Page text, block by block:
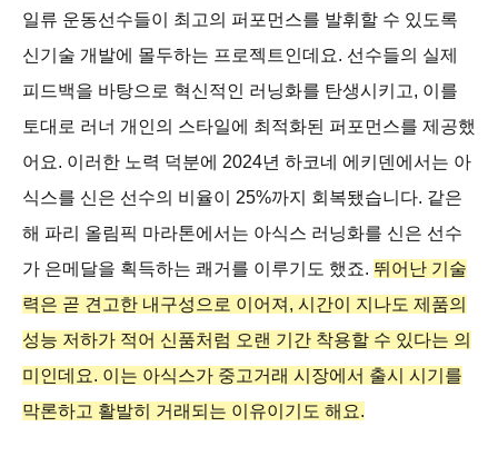
일류 운동선수들이 최고의 퍼포먼스를 발휘할 수 있도록
신기술 개발에 몰두하는 프로젝트인데요. 선수들의 실제
피드백을 바탕으로 혁신적인 러닝화를 탄생시키고, 이를
토대로 러너 개인의 스타일에 최적화된 퍼포먼스를 제공했
어요. 이러한 노력 덕분에 2024년 하코네 에키덴에서는 아
식스를 신은 선수의 비율이 25%까지 회복됐습니다. 같은
해 파리 올림픽 마라톤에서는 아식스 러닝화를 신은 선수
가 은메달을 획득하는 쾌거를 이루기도 했죠. 뛰어난 기술
력은 곧 견고한 내구성으로 이어져, 시간이 지나도 제품의
성능 저하가 적어 신품처럼 오랜 기간 착용할 수 있다는 의
미인데요. 이는 아식스가 중고거래 시장에서 출시 시기를
막론하고 활발히 거래되는 이유이기도 해요.